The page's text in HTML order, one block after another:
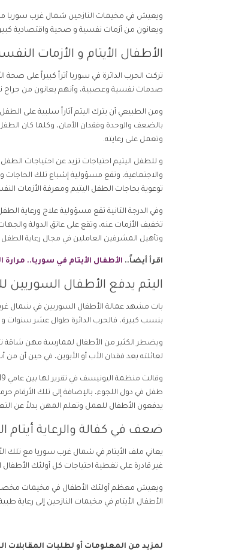
ويعانون من أزمات نفسية و صحية واقتصادية
الأطفال الأيتام و الأزمات
تركت الحرب الدائرة في سوريا أثراً كبيراً على
صدمات نفسية وعصبية، وأنهم يعانون من
ومن الطبيعي أن يترك اليتم آثاراً سلبية على
بالضعف والوحدة وفقدان الأمان، وكلما كان
وتعمل على رعايته.
و للطفل اليتيم احتياجات تزيد عن احتياجات
والاجتماعية، وتقع مسؤولية إشباع تلك الحاجات
توعوية بحاجات الطفل اليتيم ومعرفة الأزمات
وفي الدرجة الثانية تقع مسؤولية علاج ورعاية
تخفيف الأزمات عنه، وتقع على عاتق الدولة
وتأهيل المشرفين العاملين في مجال رعاية الطفل
اقرأ أيضاً.. الأطفال الأيتام في سوريا.. مرارة
اليتم يدفع الأطفال السوريين
بات مشهد عمالة الأطفال السوريين في شمال
بنسب كبيرة، فالحرب الدائرة طوال عشر سنوات
ويضطر الكثير من الأطفال لممارسة مهن شاقة
لعائلته بعد فقدان الأب أو الأبوين، في حين أن
طفل في دول اللجوء، بالإضافة إلى تلك الأرقام
يدفعون الأطفال للعمل وتعلم المهن بدلاً عن
ضعف في كفالة والرعاية
يعاني ملف الأيتام في شمال غرب سوريا مع تلك
غير قادرة على تغطية احتياجات كل أولئك
ويعيش معظم أولئك الأطفال في مخيمات مخصصة
الأطفال الأيتام في مخيمات النازحين إلى رعاية
لمزيد من المعلومات أو لطلبات المقابلات